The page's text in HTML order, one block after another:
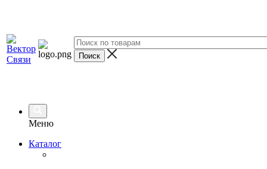
Меню
Каталог